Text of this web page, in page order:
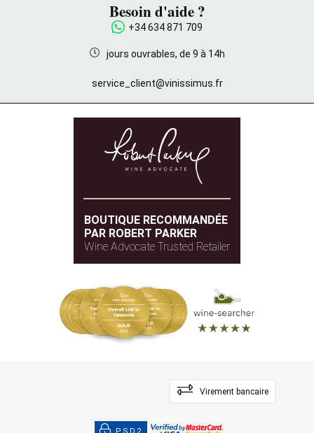
Besoin d'aide ?
+34 634 871 709
jours ouvrables, de 9 à 14h
service_client@vinissimus.fr
BOUTIQUE RECOMMANDÉE
PAR ROBERT PARKER
Wine Advocate Trusted Retailer
Virement bancaire